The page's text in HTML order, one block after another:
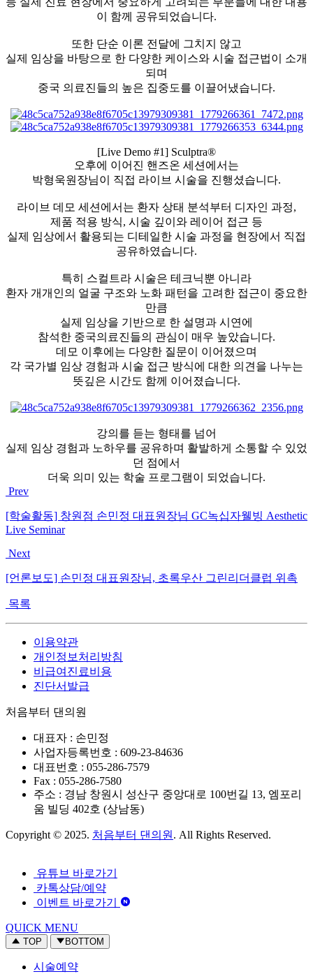
이 함께 공유되었습니다.
또한 단순 이론 전달에 그치지 않고
실제 임상을 바탕으로 한 다양한 케이스와 시술 접근법이 소개
되며
중국 의료진들의 높은 집중도를 이끌어냈습니다.
[Live Demo #1] Sculptra®
오후에 이어진 핸즈온 세션에서는
박형욱원장님이 직접 라이브 시술을 진행셨습니다.
라이브 데모 세션에서는 환자 상태 분석부터 디자인 과정,
제품 적용 방식, 시술 깊이와 레이어 접근 등
실제 임상에서 활용되는 디테일한 시술 과정을 현장에서 직접
공유하였습니다.
특히 스컬트라 시술은 테크닉뿐 아니라
환자 개개인의 얼굴 구조와 노화 패턴을 고려한 접근이 중요한
만큼
실제 임상을 기반으로 한 설명과 시연에
참석한 중국의료진들의 관심이 매우 높았습니다.
데모 이후에는 다양한 질문이 이어졌으며
각 국가별 임상 경험과 시술 접근 방식에 대한 의견을 나누는
뜻깊은 시간도 함께 이어졌습니다.
강의를 듣는 형태를 넘어
실제 임상 경험과 노하우를 공유하며 활발하게 소통할 수 있었
던 점에서
더욱 의미 있는 학술 프로그램이 되었습니다.
Prev
[학술활동] 창원점 손민정 대표원장님 GC녹십자웰빙 Aesthetic
Live Seminar
Next
[언론보도] 손민정 대표원장님, 초록우산 그린리더클럽 위촉
목록
이용약관
개인정보처리방침
비급여진료비용
진단서발급
처음부터 댄의원
대표자 : 손민정
사업자등록번호 : 609-23-84636
대표번호 : 055-286-7579
Fax : 055-286-7580
주소 : 경남 창원시 성산구 중앙대로 100번길 13, 엠포리
움 빌딩 402호 (상남동)
Copyright © 2025. 처음부터 댄의원 . All Rights Reserved.
유튜브 바로가기
카톡상담/예약
이벤트 바로가기
QUICK MENU
TOP BOTTOM
시술예약